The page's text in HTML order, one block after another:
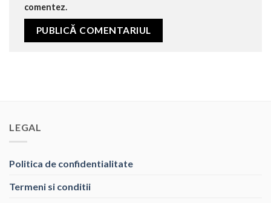
comentez.
LEGAL
Politica de confidentialitate
Termeni si conditii